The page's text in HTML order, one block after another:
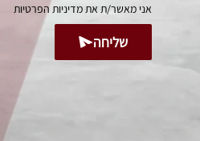
אני מאשר/ת אתמדיניות הפרטיות
שליחה